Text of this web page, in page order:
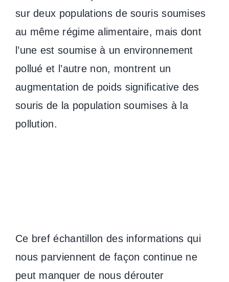
sur deux populations de souris soumises
au même régime alimentaire, mais dont
l’une est soumise à un environnement
pollué et l’autre non, montrent un
augmentation de poids significative des
souris de la population soumises à la
pollution.
Ce bref échantillon des informations qui
nous parviennent de façon continue ne
peut manquer de nous dérouter